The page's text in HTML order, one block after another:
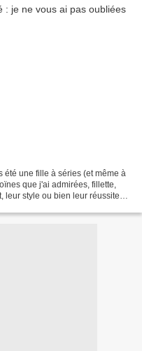
été une fille à séries (et même à
que j'ai admirées, fillette,
leur style ou bien leur réussite